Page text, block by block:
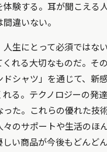
験する。耳が聞こえる
違いない。
人生にとって必須ではな
れる大切なものだ。そ
ドシャツ」を通じて、新
る。テクノロジーの発
た。これらの優れた技
々のサポートや生活のほ
しい商品が今後もどんど